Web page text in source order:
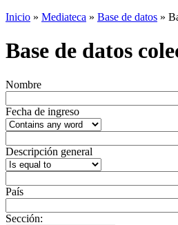
Inicio » Mediateca » Base de datos »
Base de datos
Nombre
Fecha de ingreso
Descripción general
País
Sección: